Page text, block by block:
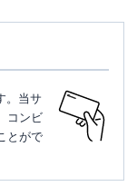
。当サ
コンビ
とがで